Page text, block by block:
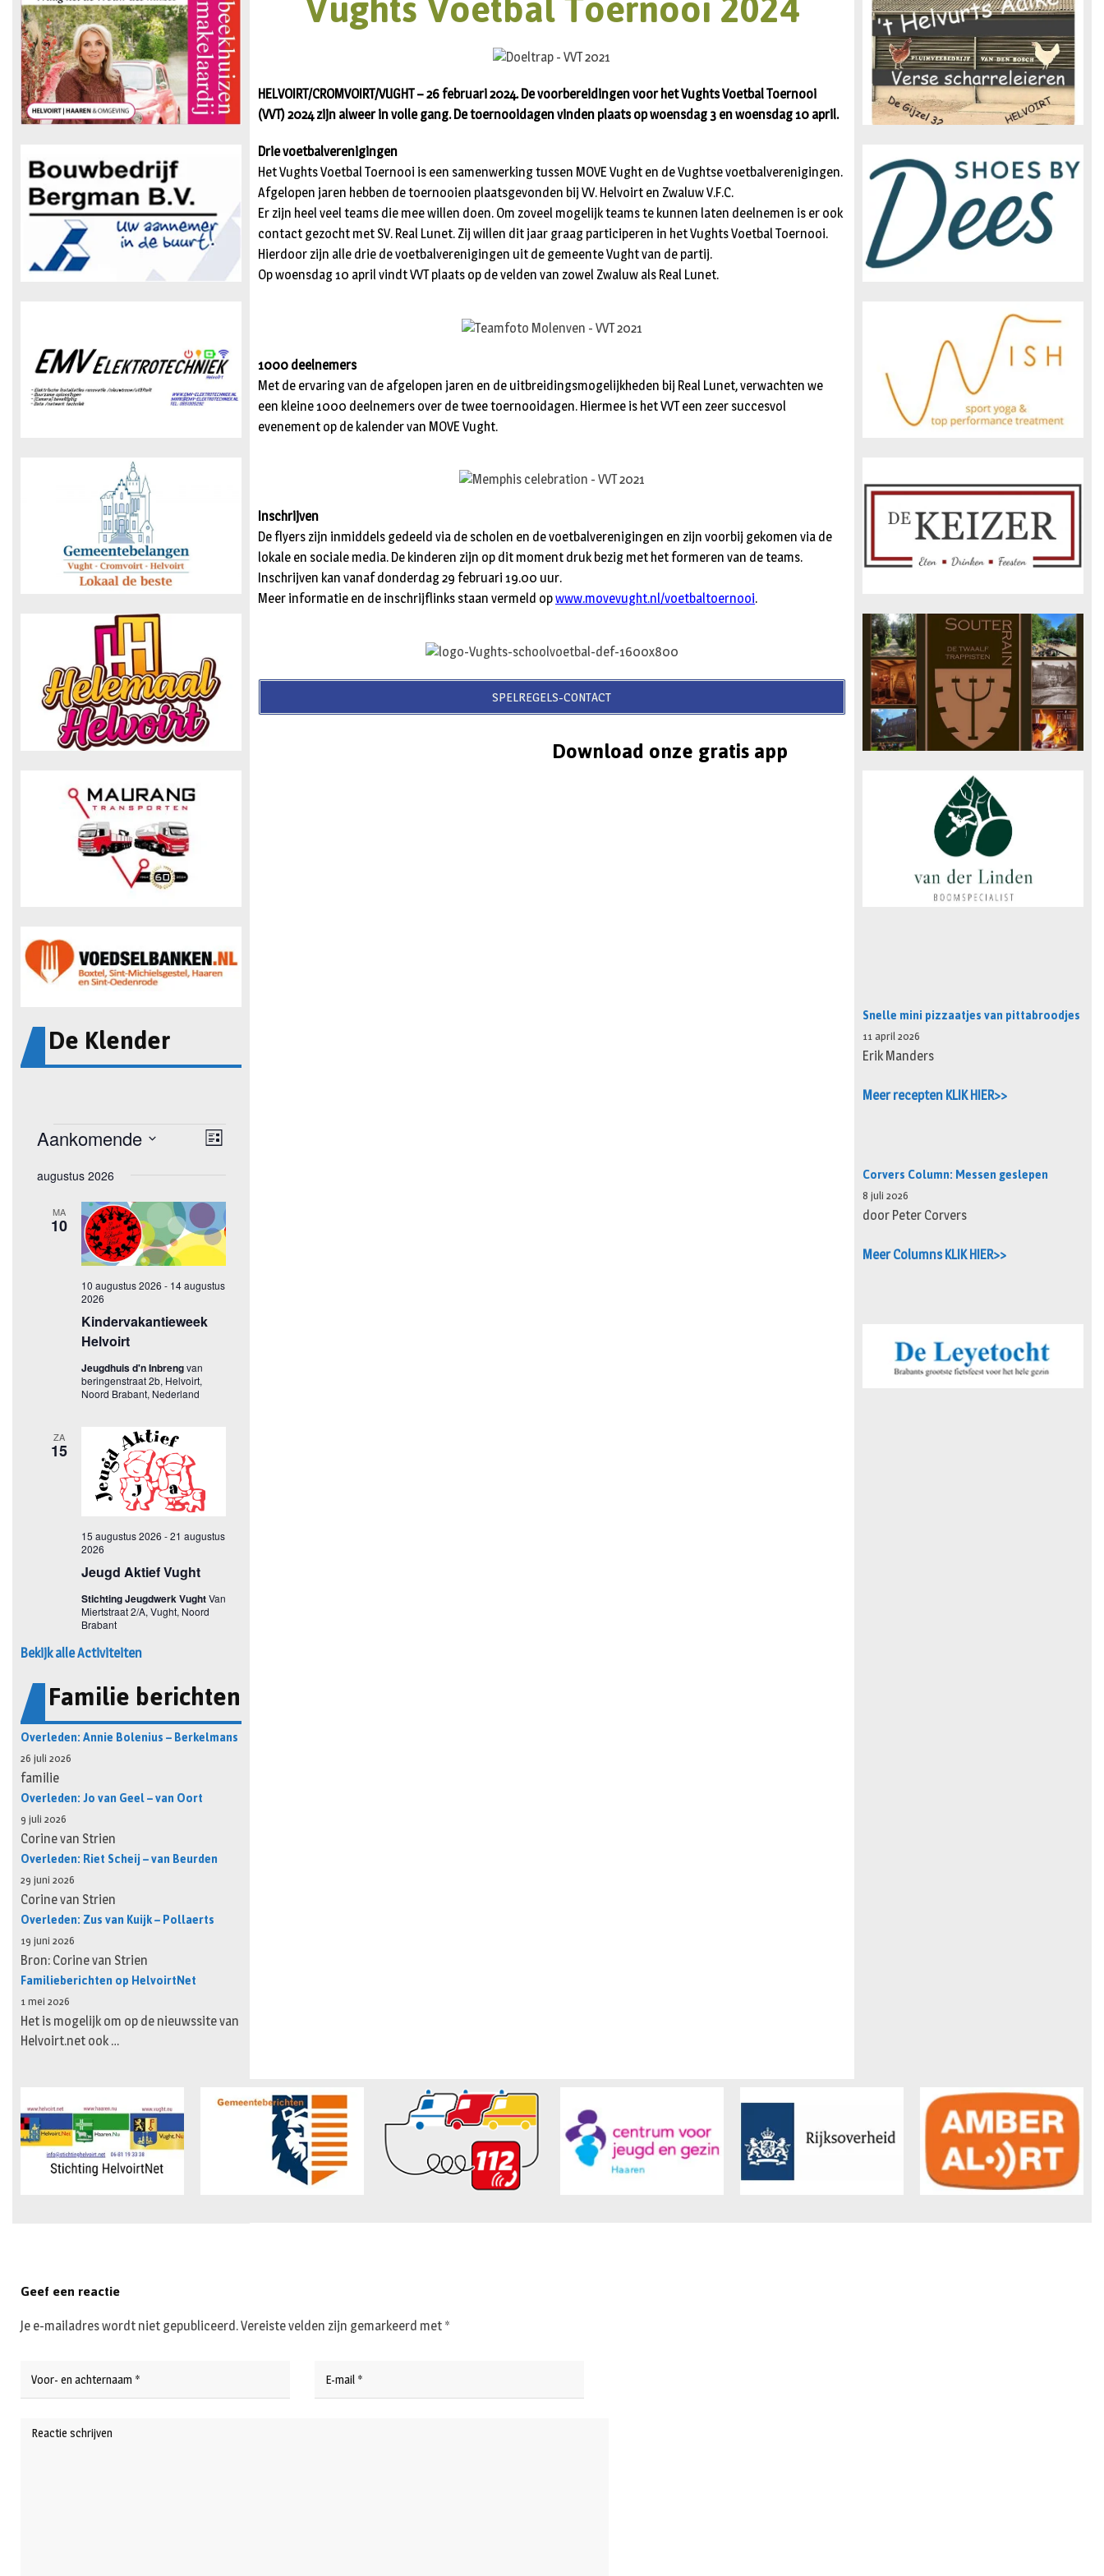
De Klender
Bekijk alle Activiteiten
Familie berichten
Overleden: Annie Bolenius – Berkelmans
26 juli 2026
familie
Overleden: Jo van Geel – van Oort
9 juli 2026
Corine van Strien
Overleden: Riet Scheij – van Beurden
29 juni 2026
Corine van Strien
Overleden: Zus van Kuijk – Pollaerts
19 juni 2026
Bron: Corine van Strien
Familieberichten op HelvoirtNet
1 mei 2026
Het is mogelijk om op de nieuwssite van
Helvoirt.net ook …
HELVOIRT/CROMVOIRT/VUGHT – 26 februari 2024. De voorbereidingen voor het Vughts Voetbal Toernooi
(VVT) 2024 zijn alweer in volle gang. De toernooidagen vinden plaats op woensdag 3 en woensdag 10 april.
Drie voetbalverenigingen
Het Vughts Voetbal Toernooi is een samenwerking tussen MOVE Vught en de Vughtse voetbalverenigingen.
Afgelopen jaren hebben de toernooien plaatsgevonden bij VV. Helvoirt en Zwaluw V.F.C.
Er zijn heel veel teams die mee willen doen. Om zoveel mogelijk teams te kunnen laten deelnemen is er ook
contact gezocht met SV. Real Lunet. Zij willen dit jaar graag participeren in het Vughts Voetbal Toernooi.
Hierdoor zijn alle drie de voetbalverenigingen uit de gemeente Vught van de partij.
Op woensdag 10 april vindt VVT plaats op de velden van zowel Zwaluw als Real Lunet.
1000 deelnemers
Met de ervaring van de afgelopen jaren en de uitbreidingsmogelijkheden bij Real Lunet, verwachten we
een kleine 1000 deelnemers over de twee toernooidagen. Hiermee is het VVT een zeer succesvol
evenement op de kalender van MOVE Vught.
Inschrijven
De flyers zijn inmiddels gedeeld via de scholen en de voetbalverenigingen en zijn voorbij gekomen via de
lokale en sociale media. De kinderen zijn op dit moment druk bezig met het formeren van de teams.
Inschrijven kan vanaf donderdag 29 februari 19.00 uur.
Meer informatie en de inschrijflinks staan vermeld opwww.movevught.nl/voetbaltoernooi.
SPELREGELS-CONTACT
Download onze gratis app
Snelle mini pizzaatjes van pittabroodjes
11 april 2026
Erik Manders
Meer recepten KLIK HIER>>
Corvers Column: Messen geslepen
8 juli 2026
door Peter Corvers
Meer Columns KLIK HIER>>
Geef een reactie
Je e-mailadres wordt niet gepubliceerd.Vereiste velden zijn gemarkeerd met *
n